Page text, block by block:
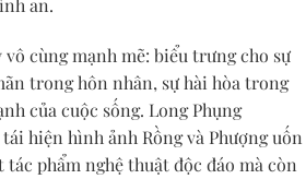
an.
cùng mạnh mẽ: biểu trưng cho sự
trong hôn nhân, sự hài hòa trong
của cuộc sống. Long Phụng
hiện hình ảnh Rồng và Phượng uốn
phẩm nghệ thuật độc đáo mà còn